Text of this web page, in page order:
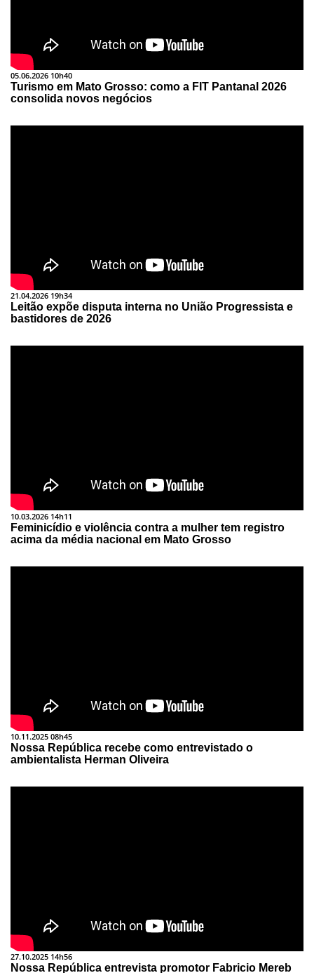
05.06.2026 10h40
Turismo em Mato Grosso: como a FIT Pantanal 2026
consolida novos negócios
21.04.2026 19h34
Leitão expõe disputa interna no União Progressista e
bastidores de 2026
10.03.2026 14h11
Feminicídio e violência contra a mulher tem registro
acima da média nacional em Mato Grosso
10.11.2025 08h45
Nossa República recebe como entrevistado o
ambientalista Herman Oliveira
27.10.2025 14h56
Nossa República entrevista promotor Fabricio Mereb